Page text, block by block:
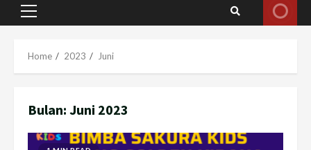
Primary
Home 2023 Juni
Bulan: Juni 2023